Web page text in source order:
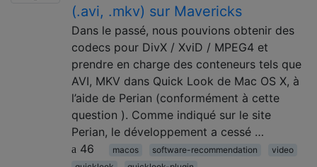
(.avi, .mkv) sur Mavericks
Dans le passé, nous pouvions obtenir des
codecs pour DivX / XviD / MPEG4 et
prendre en charge des conteneurs tels que
AVI, MKV dans Quick Look de Mac OS X, à
l’aide de Perian (conformément à cette
question ). Comme indiqué sur le site
Perian, le développement a cessé …
46
macos software-recommendation
video